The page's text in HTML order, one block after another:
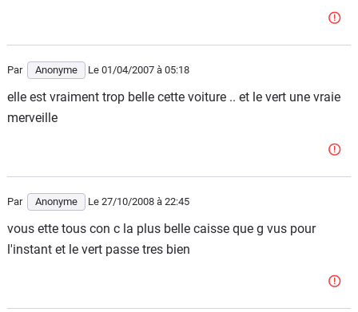
Par Anonyme Le 01/04/2007 à 05:18
elle est vraiment trop belle cette voiture .. et le vert une vraie
merveille
Par Anonyme Le 27/10/2008 à 22:45
vous ette tous con c la plus belle caisse que g vus pour
l'instant et le vert passe tres bien